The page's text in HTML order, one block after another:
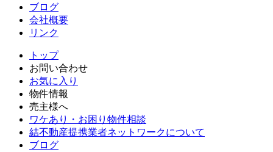
ブログ
会社概要
リンク
トップ
お問い合わせ
お気に入り
物件情報
売主様へ
ワケあり・お困り物件相談
結不動産提携業者ネットワークについて
ブログ